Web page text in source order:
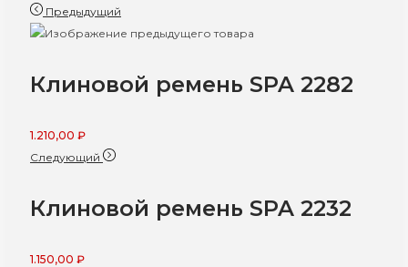
Предыдущий
Клиновой ремень SPA 2282
1.210,00 ₽
Следующий
Клиновой ремень SPA 2232
1.150,00 ₽